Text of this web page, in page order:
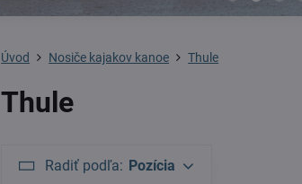
Úvod Nosiče kajakov kanoe Thule
Thule
Radiť podľa: Pozícia